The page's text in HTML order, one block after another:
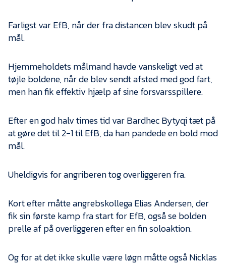
Farligst var EfB, når der fra distancen blev skudt på
mål.
Hjemmeholdets målmand havde vanskeligt ved at
tøjle boldene, når de blev sendt afsted med god fart,
men han fik effektiv hjælp af sine forsvarsspillere.
Efter en god halv times tid var Bardhec Bytyqi tæt på
at gøre det til 2-1 til EfB, da han pandede en bold mod
mål.
Uheldigvis for angriberen tog overliggeren fra.
Kort efter måtte angrebskollega Elias Andersen, der
fik sin første kamp fra start for EfB, også se bolden
prelle af på overliggeren efter en fin soloaktion.
Og for at det ikke skulle være løgn måtte også Nicklas